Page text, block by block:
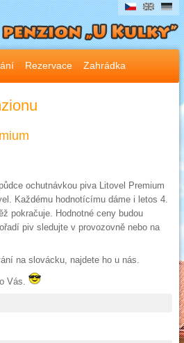
Rezervace Zahrádka
ochutnávkou piva Litovel Premium
Každému hodnotícímu dáme i letos 4.
pokračuje. Hodnotné ceny budou
piv sledujte v provozovně nebo na
na slovácku, najdete ho u nás.
Vás.